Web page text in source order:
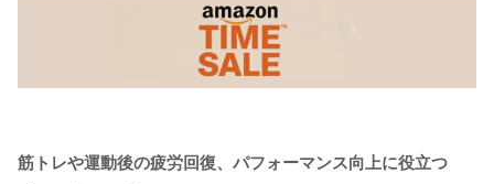
筋トレや運動後の疲労回復、パフォーマンス向上に役立つ